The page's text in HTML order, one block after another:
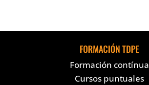
FORMACIÓN TDPE
Formación contínua
Cursos puntuales